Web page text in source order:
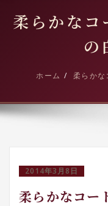
柔らかなコ
の
ホーム 柔らかな
2014年3月8日
柔らかなコー